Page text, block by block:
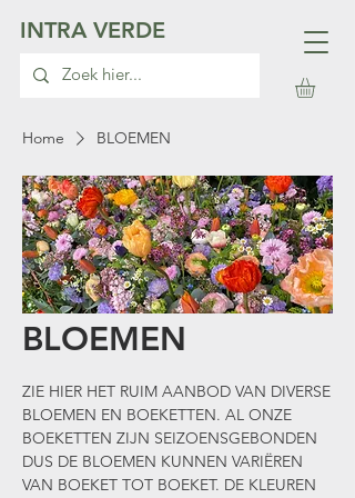
INTRA VERDE
Home BLOEMEN
BLOEMEN
ZIE HIER HET RUIM AANBOD VAN DIVERSE
BLOEMEN EN BOEKETTEN. AL ONZE
BOEKETTEN ZIJN SEIZOENSGEBONDEN
DUS DE BLOEMEN KUNNEN VARIËREN
VAN BOEKET TOT BOEKET. DE KLEUREN